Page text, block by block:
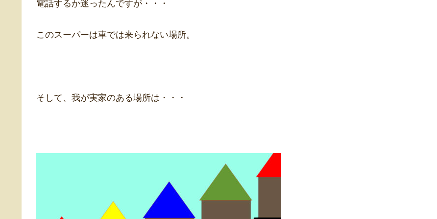
電話するか迷ったんですが・・・
このスーパーは車では来られない場所。
そして、我が実家のある場所は・・・